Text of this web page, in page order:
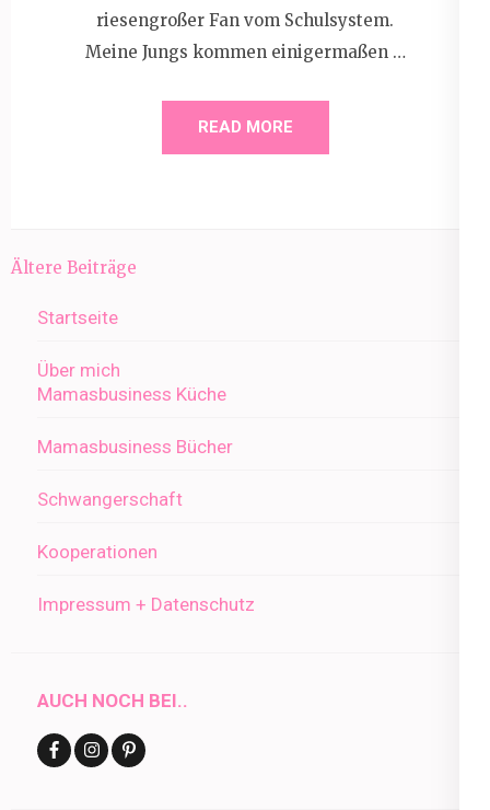
riesengroßer Fan vom Schulsystem.
Meine Jungs kommen einigermaßen …
READ MORE
Beitragsnavigation
Ältere Beiträge
Startseite
Über mich
Mamasbusiness Küche
Mamasbusiness Bücher
Schwangerschaft
Kooperationen
Impressum + Datenschutz
AUCH NOCH BEI..